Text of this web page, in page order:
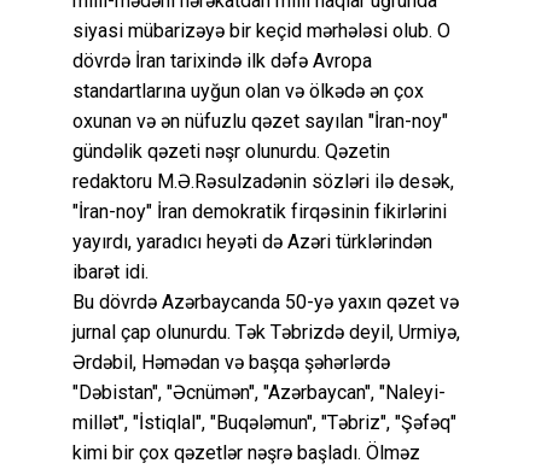
siyasi mübarizəyə bir keçid mərhələsi olub. O
dövrdə İran tarixində ilk dəfə Avropa
standartlarına uyğun olan və ölkədə ən çox
oxunan və ən nüfuzlu qəzet sayılan "İran-noy"
gündəlik qəzeti nəşr olunurdu. Qəzetin
redaktoru M.Ə.Rəsulzadənin sözləri ilə desək,
"İran-noy" İran demokratik firqəsinin fikirlərini
yayırdı, yaradıcı heyəti də Azəri türklərindən
ibarət idi.
Bu dövrdə Azərbaycanda 50-yə yaxın qəzet və
jurnal çap olunurdu. Tək Təbrizdə deyil, Urmiyə,
Ərdəbil, Həmədan və başqa şəhərlərdə
"Dəbistan", "Əcnümən", "Azərbaycan", "Naleyi-
millət", "İstiqlal", "Buqələmun", "Təbriz", "Şəfəq"
kimi bir çox qəzetlər nəşrə başladı. Ölməz